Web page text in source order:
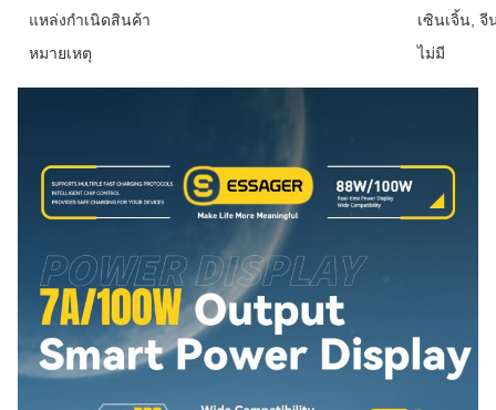
แหล่งกำเนิดสินค้า
เซินเจิ้น, จี
หมายเหตุ
ไม่มี